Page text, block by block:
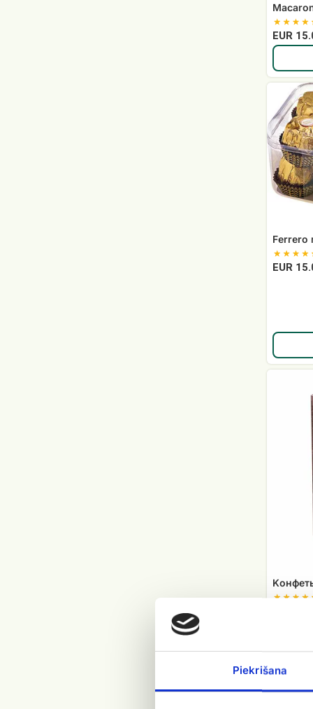
Piekrišana
EUR
Ferrero
rocher
Ferrero
EUR
Kонфеты